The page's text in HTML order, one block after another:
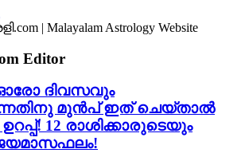
| Malayalam Astrology Website
Editor
ഓരോ ദിവസവും
മുൻപ് ഇത് ചെയ്താൽ
12 രാശിക്കാരുടെയും